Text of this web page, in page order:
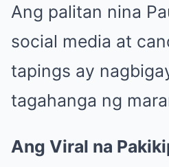
Ang palitan nina
social media at
tapings ay
tagahanga ng
Ang Viral na